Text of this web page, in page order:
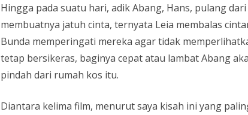
Hingga pada suatu hari, adik Abang, Hans, pulang
membuatnya jatuh cinta, ternyata Leia membalas
Bunda memperingati mereka agar tidak
tetap bersikeras, baginya cepat atau lambat Abang
pindah dari rumah kos itu.
Diantara kelima film, menurut saya kisah ini yang